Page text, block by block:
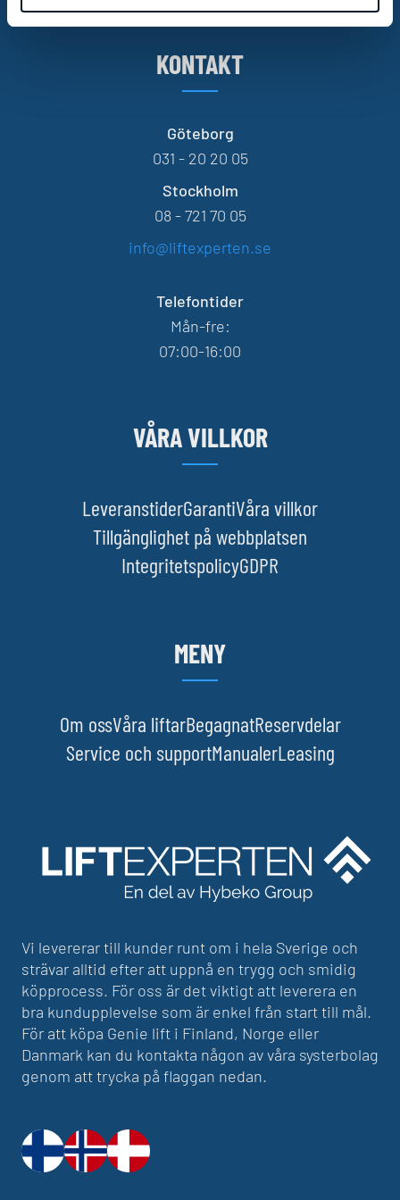
KONTAKT
Göteborg
031 - 20 20 05
Stockholm
08 - 721 70 05
info@liftexperten.se
Telefontider
Mån-fre:
07:00-16:00
VÅRA VILLKOR
LeveranstiderGarantiVåra villkor
Tillgänglighet på webbplatsen
IntegritetspolicyGDPR
MENY
Om ossVåra liftarBegagnatReservdelar
Service och supportManualerLeasing
Vi levererar till kunder runt om i hela Sverige och
strävar alltid efter att uppnå en trygg och smidig
köpprocess. För oss är det viktigt att leverera en
bra kundupplevelse som är enkel från start till mål.
För att köpa Genie lift i Finland, Norge eller
Danmark kan du kontakta någon av våra systerbolag
genom att trycka på flaggan nedan.